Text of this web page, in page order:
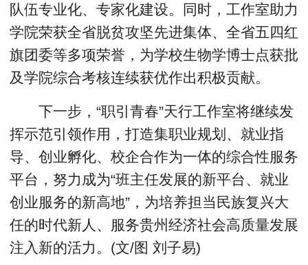
队伍专业化、专家化建设。同时，工作室助力
学院荣获全省脱贫攻坚先进集体、全省五四红
旗团委等多项荣誉，为学校生物学博士点获批
及学院综合考核连续获优作出积极贡献。
下一步，“职引青春”天行工作室将继续发
挥示范引领作用，打造集职业规划、就业指
导、创业孵化、校企合作为一体的综合性服务
平台，努力成为“班主任发展的新平台、就业
创业服务的新高地”，为培养担当民族复兴大
任的时代新人、服务贵州经济社会高质量发展
注入新的活力。(文/图 刘子易)